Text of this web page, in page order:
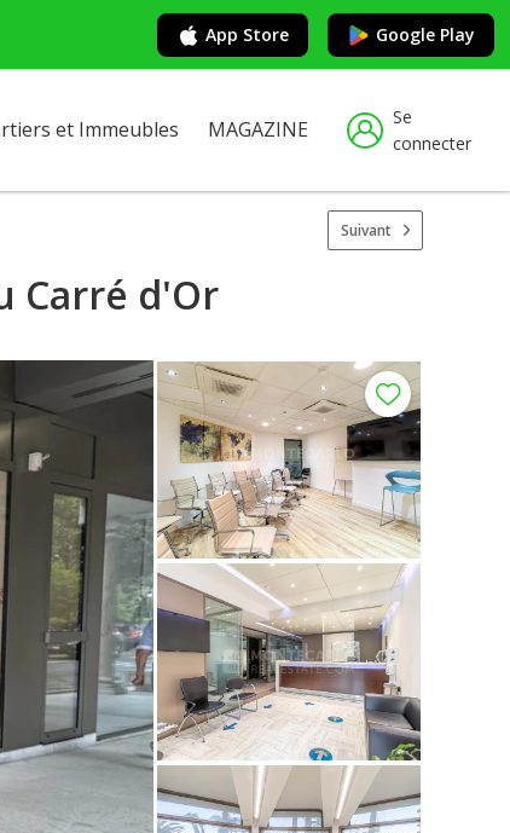
App Store Google Play
et Immeubles MAGAZINE
Se
connecter
Suivant
Carré d'Or